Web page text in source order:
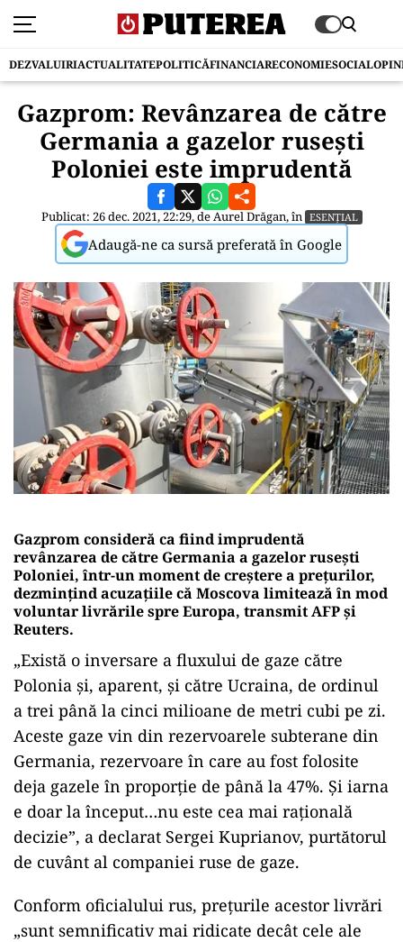
DEZVALUIRIACTUALITATEPOLITICĂFINANCIARECONOMIESOCIAL
Gazprom: Revânzarea de către
Germania a gazelor rusești
Poloniei este imprudentă
Publicat: 26 dec. 2021, 22:29, deAurel Drăgan, în ESENȚIAL
Adaugă-ne ca sursă preferată în Google
Gazprom consideră ca fiind imprudentă
revânzarea de către Germania a gazelor ruseşti
Poloniei, într-un moment de creştere a preţurilor,
dezminţind acuzaţiile că Moscova limitează în mod
voluntar livrările spre Europa, transmit AFP şi
Reuters.
„Există o inversare a fluxului de gaze către
Polonia şi, aparent, şi către Ucraina, de ordinul
a trei până la cinci milioane de metri cubi pe zi.
Aceste gaze vin din rezervoarele subterane din
Germania, rezervoare în care au fost folosite
deja gazele în proporţie de până la 47%. Şi iarna
e doar la început…nu este cea mai raţională
decizie”, a declarat Sergei Kuprianov, purtătorul
de cuvânt al companiei ruse de gaze.
Conform oficialului rus, preţurile acestor livrări
„sunt semnificativ mai ridicate decât cele ale